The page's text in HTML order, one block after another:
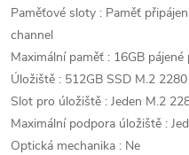
Paměťové sloty : Paměť
channel
Maximální paměť : 16GB
Úložiště : 512GB SSD M.2
Slot pro úložiště : Jeden M.2
Maximální podpora úložiště :
Optická mechanika : Ne